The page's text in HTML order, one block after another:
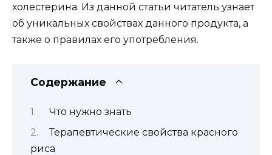
холестерина. Из данной статьи читатель узнает
об уникальных свойствах данного продукта, а
также о правилах его употребления.
Содержание
Что нужно знать
Терапевтические свойства красного
риса